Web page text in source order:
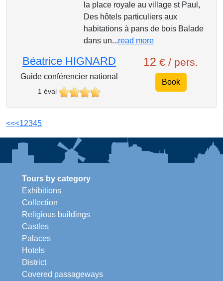
la place royale au village st Paul,
Des hôtels particuliers aux
habitations à pans de bois Balade
dans un...read more
Béatrice HIGNARD
Guide conférencier national
1 éval
12 € / pers.
Book
<<<12345
Tours by category
Exhibitions
Collection
Religious buildings
Castles
Palaces
Hotels
District
Covered passageways